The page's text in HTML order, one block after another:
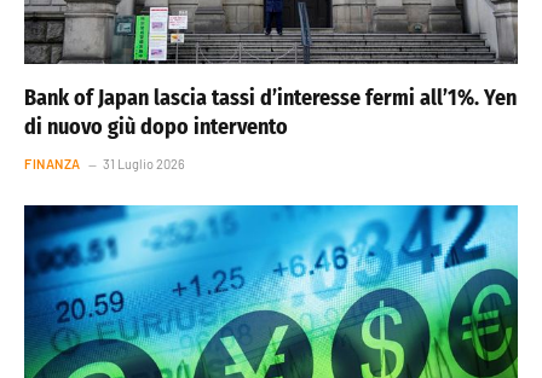
Bank of Japan lascia tassi d’interesse fermi all’1%. Yen
di nuovo giù dopo intervento
FINANZA 31 Luglio 2026